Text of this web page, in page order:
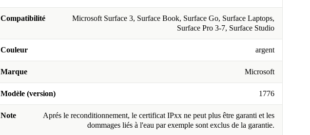
Compatibilité
Microsoft Surface 3, Surface Book, Surface Go, Surface Laptops,
Surface Pro 3-7, Surface Studio
Couleur argent
Marque Microsoft
Modèle (version) 1776
Note
Aprés le reconditionnement, le certificat IPxx ne peut plus être garanti et les
dommages liés à l'eau par exemple sont exclus de la garantie.